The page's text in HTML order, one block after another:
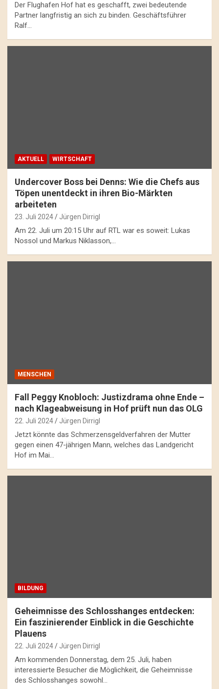
Der Flughafen Hof hat es geschafft, zwei bedeutende
Partner langfristig an sich zu binden. Geschäftsführer
Ralf…
AKTUELL WIRTSCHAFT
Undercover Boss bei Denns: Wie die Chefs aus
Töpen unentdeckt in ihren Bio-Märkten
arbeiteten
23. Juli 2024 Jürgen Dirrigl
Am 22. Juli um 20:15 Uhr auf RTL war es soweit: Lukas
Nossol und Markus Niklasson,…
MENSCHEN
Fall Peggy Knobloch: Justizdrama ohne Ende –
nach Klageabweisung in Hof prüft nun das OLG
22. Juli 2024 Jürgen Dirrigl
Jetzt könnte das Schmerzensgeldverfahren der Mutter
gegen einen 47-jährigen Mann, welches das Landgericht
Hof im Mai…
BILDUNG
Geheimnisse des Schlosshanges entdecken:
Ein faszinierender Einblick in die Geschichte
Plauens
22. Juli 2024 Jürgen Dirrigl
Am kommenden Donnerstag, dem 25. Juli, haben
interessierte Besucher die Möglichkeit, die Geheimnisse
des Schlosshanges sowohl…